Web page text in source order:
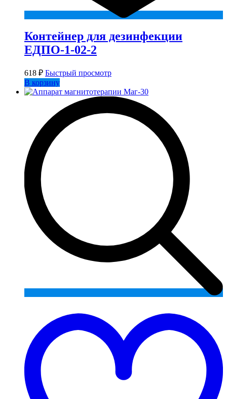
Контейнер для дезинфекции
ЕДПО-1-02-2
618 ₽ Быстрый просмотр
В корзину